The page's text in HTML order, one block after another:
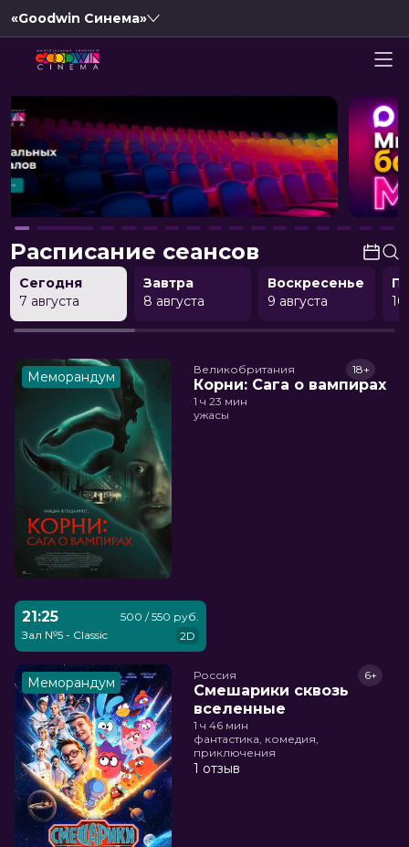
«Goodwin Синема»
Расписание сеансов
Сегодня
7 августа
Завтра
8 августа
Воскресенье
9 августа
10
Меморандум Великобритания
Корни: Сага о вампирах
18+
1 ч 23 мин
ужасы
21:25
Зал №5 - Classic
500 / 550 руб.
2D
Меморандум Россия
Смешарики сквозь
вселенные
6+
1 ч 46 мин
фантастика, комедия,
приключения
1 отзыв